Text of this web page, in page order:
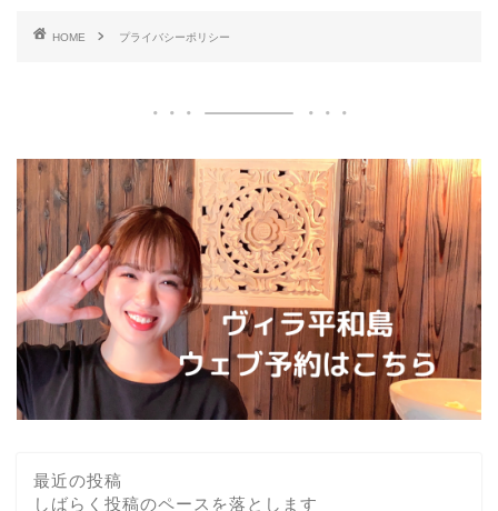
HOME プライバシーポリシー
最近の投稿
しばらく投稿のペースを落とします